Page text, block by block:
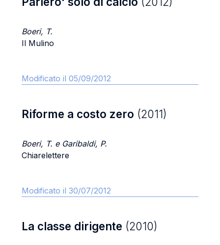
Boeri, T.
Il Mulino
Modificato il 05/09/2012
Riforme a costo zero (2011)
Boeri, T. e Garibaldi, P.
Chiarelettere
Modificato il 30/07/2012
La classe dirigente (2010)